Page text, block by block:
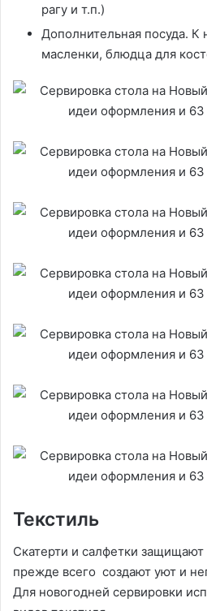
рагу и т.п.)
Дополнительная посуда. К
масленки, блюдца для
Текстиль
Скатерти и салфетки защищают
прежде всего создают уют и
Для новогодней сервировки